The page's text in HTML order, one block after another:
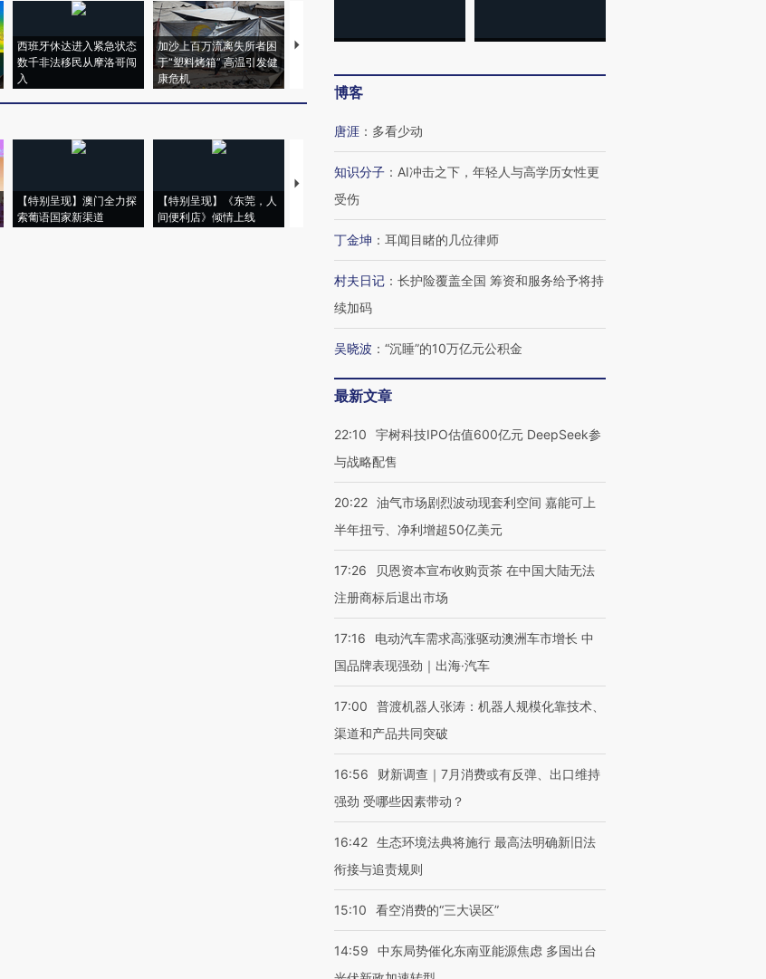
西班牙休达进入紧急状态
数千非法移民从摩洛哥闯
入
加沙上百万流离失所者困
于“塑料烤箱” 高温引发健
康危机
视线｜HYROX的吸金
心“花钱找虐”？
马航飞行员跨国走私7万
毒品
视线｜被称为“蟑螂”的印
育部长拱下台
【特别呈现】澳门全力探
索葡语国家新渠道
【特别呈现】《东莞，人
间便利店》倾情上线
【推广】走进第四届链博
会，让数智科技“链”接产
有意思的生活方式·第三对
住三大增长引擎是什么？
博客
唐涯 ： 多看少动
知识分子 ： AI冲击之下，年轻人与高学历女性更
受伤
丁金坤 ： 耳闻目睹的几位律师
村夫日记 ： 长护险覆盖全国 筹资和服务给予将持
续加码
吴晓波 ： “沉睡”的10万亿元公积金
最新文章
22:10
宇树科技IPO估值600亿元 DeepSeek参
与战略配售
20:22 油气市场剧烈波动现套利空间 嘉能可上
半年扭亏、净利增超50亿美元
17:26
贝恩资本宣布收购贡茶 在中国大陆无法
注册商标后退出市场
17:16
电动汽车需求高涨驱动澳洲车市增长 中
国品牌表现强劲｜出海·汽车
17:00
普渡机器人张涛：机器人规模化靠技术、
渠道和产品共同突破
16:56
财新调查｜7月消费或有反弹、出口维持
强劲 受哪些因素带动？
16:42 生态环境法典将施行 最高法明确新旧法
衔接与追责规则
15:10 看空消费的“三大误区”
14:59
中东局势催化东南亚能源焦虑 多国出台